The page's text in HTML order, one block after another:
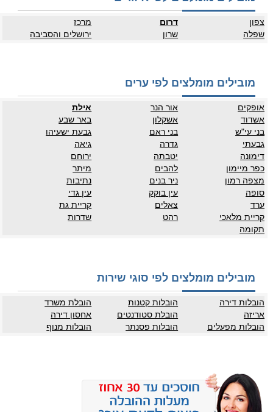
צפון דרום
מרכז
שפלה
שרון ירושלים והסביבה
מובילים מומלצים לפי ערים
אופקים אור הנר
אילת
אשדוד
אשקלון
באר שבע
בני עי"ש
בני ראם
גבעת ישעיהו
גבעתי
גדרה
גיאה
דימונה
יטבתה
ירוחם
כפר מיימון
להבים
מיתר
מצפה רמון
ניר בנים
נתיבות
סופה
עין בוקק
עין גדי
ערד
צאלים
קריית גת
קריית מלאכי
רהט
שדרות
תקומה
מובילים מומלצים לפי סוגי שירות
הובלות דירה הובלות קטנות
הובלת משרד
אריזה
הובלת סטודנטים
אחסון דירה
הובלות מפעלים
הובלות פסנתר הובלות מנוף